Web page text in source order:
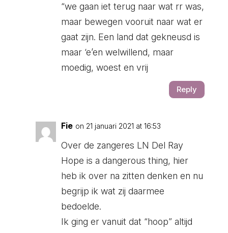
“we gaan iet terug naar wat rr was,
maar bewegen vooruit naar wat er
gaat zijn. Een land dat gekneusd is
maar ‘e’en welwillend, maar
moedig, woest en vrij
Reply
Fie on 21 januari 2021 at 16:53
Over de zangeres LN Del Ray
Hope is a dangerous thing, hier
heb ik over na zitten denken en nu
begrijp ik wat zij daarmee
bedoelde.
Ik ging er vanuit dat “hoop” altijd